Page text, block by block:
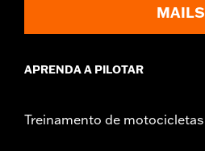
MAILS
APRENDA A PILOTAR
Treinamento de motocicletas